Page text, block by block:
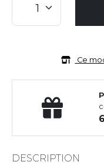
Ce
DESCRIPTION